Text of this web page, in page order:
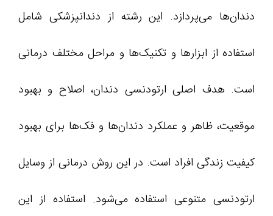
دندان‌ها می‌پردازد. این رشته از دندانپزشکی شامل
استفاده از ابزارها و تکنیک‌ها و مراحل مختلف درمانی
است. هدف اصلی ارتودنسی دندان، اصلاح و بهبود
موقعیت، ظاهر و عملکرد دندان‌ها و فک‌ها برای بهبود
کیفیت زندگی افراد است. در این روش درمانی از وسایل
ارتودنسی متنوعی استفاده می‌شود. استفاده از این